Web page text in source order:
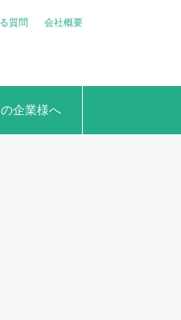
質問 会社概要
企業様へ